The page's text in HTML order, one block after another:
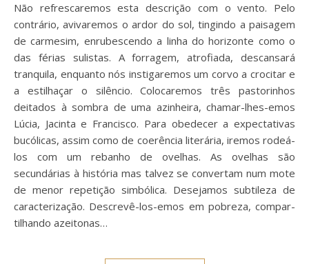
Não refrescaremos esta descrição com o vento. Pelo
contrário, avivaremos o ardor do sol, tingindo a paisagem
de carmesim, enrubescendo a linha do horizonte como o
das férias sulistas. A forragem, atrofiada, descansará
tranquila, enquanto nós instigaremos um corvo a crocitar e
a estilhaçar o silêncio. Colocaremos três pastorinhos
deitados à sombra de uma azinheira, chamar-lhes-emos
Lúcia, Jacinta e Francisco. Para obedecer a expectativas
bucólicas, assim como de coerência literária, iremos rodeá-
los com um rebanho de ovelhas. As ovelhas são
secundárias à história mas talvez se convertam num mote
de menor repetição simbólica. Desejamos subtileza de
caracterização. Descrevê-los-emos em pobreza, compar-
tilhando azeitonas…